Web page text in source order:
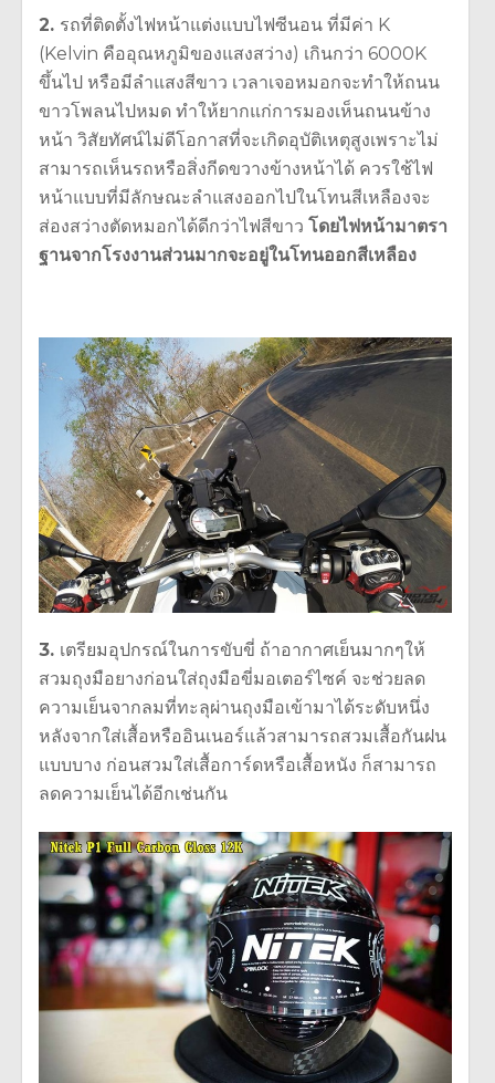
2. รถที่ติดตั้งไฟหน้าแต่งแบบไฟซีนอน ที่มีค่า K
(Kelvin คืออุณหภูมิของแสงสว่าง) เกินกว่า 6000K
ขึ้นไป หรือมีลำแสงสีขาว เวลาเจอหมอกจะทำให้ถนน
ขาวโพลนไปหมด ทำให้ยากแก่การมองเห็นถนนข้าง
หน้า วิสัยทัศน์ไม่ดีโอกาสที่จะเกิดอุบัติเหตุสูงเพราะไม่
สามารถเห็นรถหรือสิ่งกีดขวางข้างหน้าได้ ควรใช้ไฟ
หน้าแบบที่มีลักษณะลำแสงออกไปในโทนสีเหลืองจะ
ส่องสว่างตัดหมอกได้ดีกว่าไฟสีขาว โดยไฟหน้ามาตรา
ฐานจากโรงงานส่วนมากจะอยู่ในโทนออกสีเหลือง
3. เตรียมอุปกรณ์ในการขับขี่ ถ้าอากาศเย็นมากๆให้
สวมถุงมือยางก่อนใส่ถุงมือขี่มอเตอร์ไซค์ จะช่วยลด
ความเย็นจากลมที่ทะลุผ่านถุงมือเข้ามาได้ระดับหนึ่ง
หลังจากใส่เสื้อหรืออินเนอร์แล้วสามารถสวมเสื้อกันฝน
แบบบาง ก่อนสวมใส่เสื้อการ์ดหรือเสื้อหนัง ก็สามารถ
ลดความเย็นได้อีกเช่นกัน